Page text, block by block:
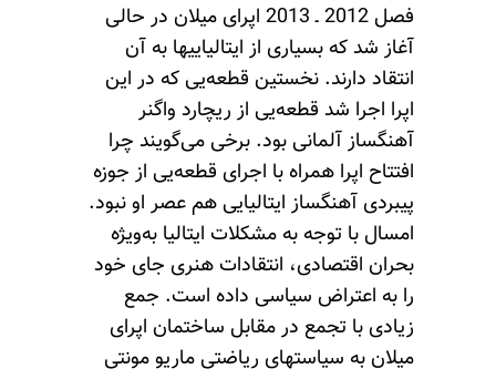
فصل 2012 ـ 2013 اپرای میلان در حالی
آغاز شد که بسیاری از ایتالیاییها به آن
انتقاد دارند. نخستین قطعه‌یی که در این
اپرا اجرا شد قطعه‌یی از ریچارد واگنر
آهنگساز آلمانی بود. برخی می‌گویند چرا
افتتاح اپرا همراه با اجرای قطعه‌یی از جوزه
پیبردی آهنگساز ایتالیایی هم عصر او نبود.
امسال با توجه به مشکلات ایتالیا به‌ویژه
بحران اقتصادی، انتقادات هنری جای خود
را به اعتراض سیاسی داده است. جمع
زیادی با تجمع در مقابل ساختمان اپرای
میلان به سیاستهای ریاضتی ماریو مونتی